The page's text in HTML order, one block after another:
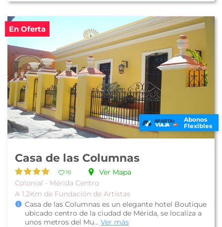
En Oferta
Abonos
Flexibles
Casa de las Columnas
10
Ver Mapa
Colonial - Mérida Centro
A 1.2Km de Fundación de Artistas
Casa de las Columnas es un elegante hotel Boutique
ubicado centro de la ciudad de Mérida, se localiza a
unos metros del Mu... Ver más